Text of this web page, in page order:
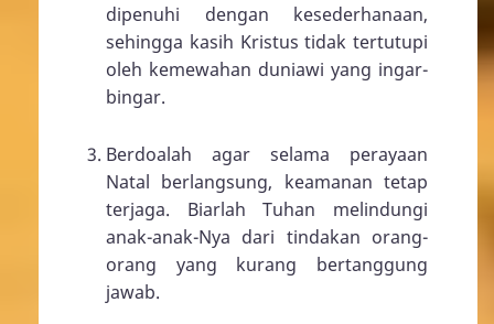
dipenuhi dengan kesederhanaan,
sehingga kasih Kristus tidak tertutupi
oleh kemewahan duniawi yang ingar-
bingar.
Berdoalah agar selama perayaan
Natal berlangsung, keamanan tetap
terjaga. Biarlah Tuhan melindungi
anak-anak-Nya dari tindakan orang-
orang yang kurang bertanggung
jawab.